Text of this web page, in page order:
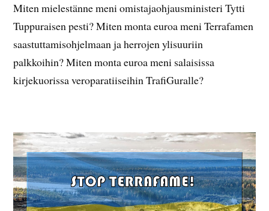
Miten mielestänne meni omistajaohjausministeri Tytti
Tuppuraisen pesti? Miten monta euroa meni Terrafamen
saastuttamisohjelmaan ja herrojen ylisuuriin
palkkoihin? Miten monta euroa meni salaisissa
kirjekuorissa veroparatiiseihin TrafiGuralle?